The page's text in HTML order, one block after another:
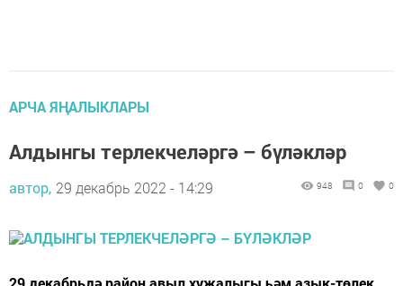
АРЧА ЯҢАЛЫКЛАРЫ
Алдынгы терлекчеләргә – бүләкләр
автор, 29 декабрь 2022 - 14:29 948 0 0